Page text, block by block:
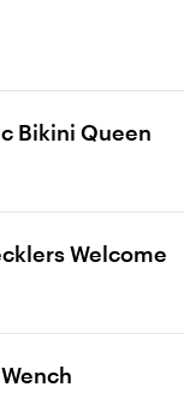
Bikini Queen
Welcome